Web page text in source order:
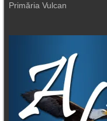
Primăria Vulcan